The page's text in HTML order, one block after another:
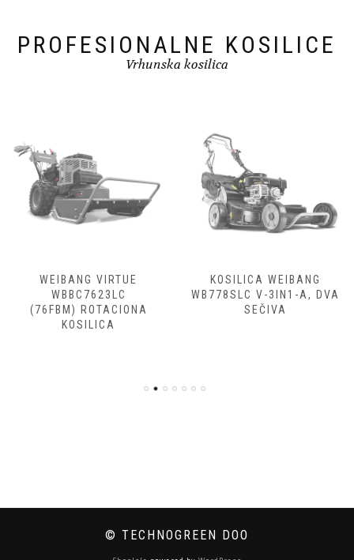
PROFESIONALNE KOSILICE
Vrhunska kosilica
WEIBANG VIRTUE
WBBC7623LC
(76FBM) ROTACIONA
KOSILICA
KOSILICA WEIBANG
WB778SLC V-3IN1-A, DVA
SEČIVA
© TECHNOGREEN DOO